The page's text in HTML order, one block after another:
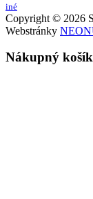
iné
Copyright © 2026
Webstránky
Nákupný košík